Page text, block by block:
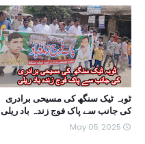
ٹوبہ ٹیک سنگھ کی مسیحی برادری
کی جانب سے پاک فوج زندہ باد ریلی
May 05, 2025